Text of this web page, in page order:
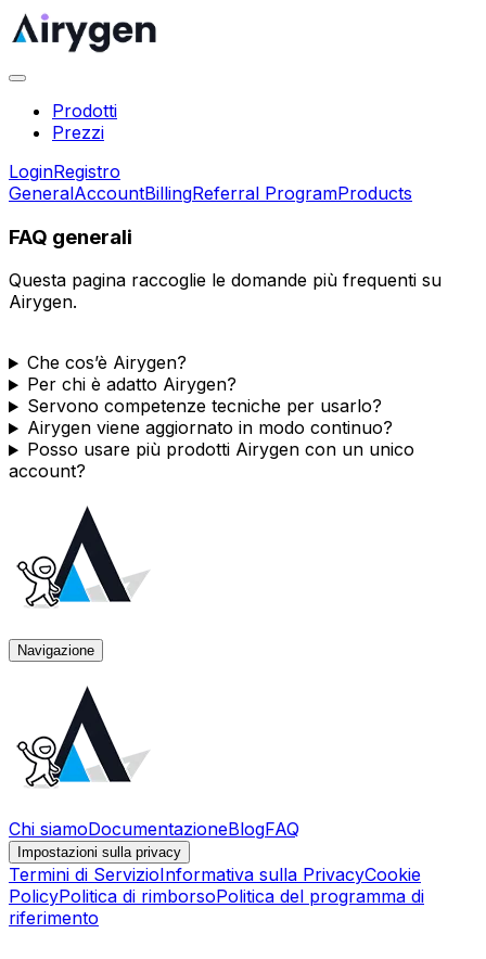
Prodotti
Prezzi
LoginRegistro
GeneralAccountBillingReferral ProgramProducts
FAQ generali
Questa pagina raccoglie le domande più frequenti su
Airygen.
Che cos’è Airygen?
Per chi è adatto Airygen?
Servono competenze tecniche per usarlo?
Airygen viene aggiornato in modo continuo?
Posso usare più prodotti Airygen con un unico
account?
Navigazione
Chi siamoDocumentazioneBlogFAQ
Impostazioni sulla privacy
Termini di ServizioInformativa sulla PrivacyCookie
PolicyPolitica di rimborsoPolitica del programma di
riferimento